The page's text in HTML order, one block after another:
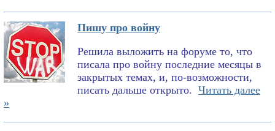
Пишу про войну
Решила выложить на форуме то, что
писала про войну последние месяцы в
закрытых темах, и, по-возможности,
писать дальше открыто. Читать далее
»